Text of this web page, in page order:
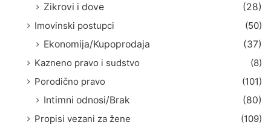
Zikrovi i dove
(28)
Imovinski postupci
(50)
Ekonomija/Kupoprodaja
(37)
Kazneno pravo i sudstvo
(8)
Porodično pravo
(101)
Intimni odnosi/Brak
(80)
Propisi vezani za žene
(109)